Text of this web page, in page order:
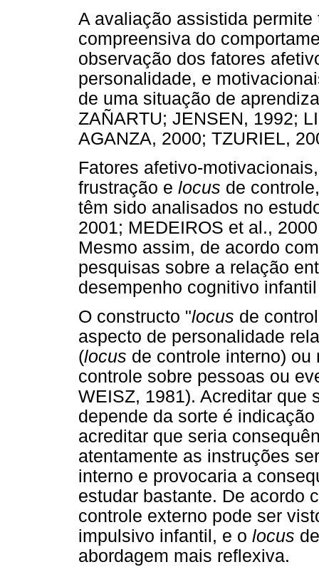
A avaliação assistida
compreensiva do
observação dos fatores
personalidade, e
de uma situação de
ZAÑARTU; JENSEN, 1992;
AGANZA, 2000; TZURIEL,
Fatores afetivo-
frustração e locus de
têm sido analisados no
2001; MEDEIROS et al.,
Mesmo assim, de acordo
pesquisas sobre a relação
desempenho cognitivo
O constructo "locus de
aspecto de personalidade
(locus de controle interno) ou
controle sobre pessoas ou
WEISZ, 1981). Acreditar que
depende da sorte é
acreditar que seria
atentamente as instruções
interno e provocaria a
estudar bastante. De acordo
controle externo pode ser
impulsivo infantil, e o locus
abordagem mais reflexiva.